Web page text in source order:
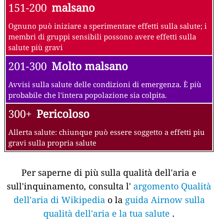
151-200 malsano
Ognuno può iniziare a sperimentare effetti sulla salute; i
membri di gruppi sensibili possono avere effetti sulla
salute più gravi
201-300 Molto malsano
Avvisi sulla salute delle condizioni di emergenza. È più
probabile che l'intera popolazione sia colpita.
300+ Pericoloso
Allerta salute: chiunque può essere soggetto a effetti piu
gravi sulla propria salute
Per saperne di più sulla qualità dell'aria e
sull'inquinamento, consulta l' argomento Qualità
dell'aria di Wikipediao la guida Airnow sulla
qualità dell'aria e la tua salute .